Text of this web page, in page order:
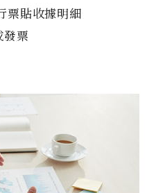
票貼收據明細
票